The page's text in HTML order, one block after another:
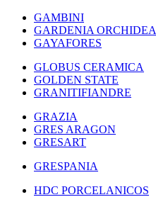
GAMBINI
GARDENIA ORCHIDEA
GAYAFORES
GLOBUS CERAMICA
GOLDEN STATE
GRANITIFIANDRE
GRAZIA
GRES ARAGON
GRESART
GRESPANIA
HDC PORCELANICOS